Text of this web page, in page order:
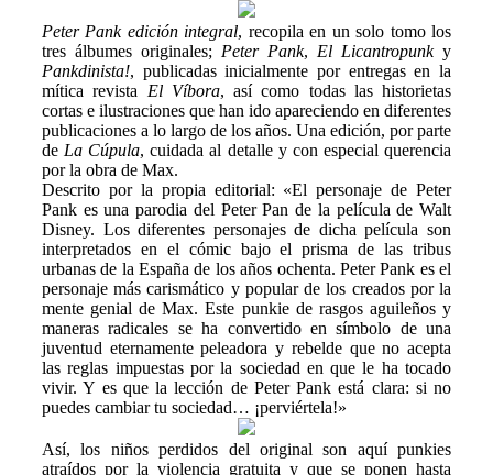
Peter Pank edición integral, recopila en un solo tomo los
tres álbumes originales; Peter Pank, El Licantropunky
Pankdinista!, publicadas inicialmente por entregas en la
mítica revista El Víbora, así como todas las historietas
cortas e ilustraciones que han ido apareciendo en diferentes
publicaciones a lo largo de los años. Una edición, por parte
de La Cúpula, cuidada al detalle y con especial querencia
por la obra de Max.
Descrito por la propia editorial: «El personaje de Peter
Pank es una parodia del Peter Pan de la película de Walt
Disney. Los diferentes personajes de dicha película son
interpretados en el cómic bajo el prisma de las tribus
urbanas de la España de los años ochenta. Peter Pank es el
personaje más carismático y popular de los creados por la
mente genial de Max. Este punkie de rasgos aguileños y
maneras radicales se ha convertido en símbolo de una
juventud eternamente peleadora y rebelde que no acepta
las reglas impuestas por la sociedad en que le ha tocado
vivir. Y es que la lección de Peter Pank está clara: si no
puedes cambiar tu sociedad… ¡perviértela!»
Así, los niños perdidos del original son aquí punkies
atraídos por la violencia gratuita y que se ponen hasta